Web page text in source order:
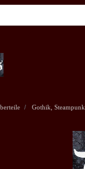
Gothik, Steampunk